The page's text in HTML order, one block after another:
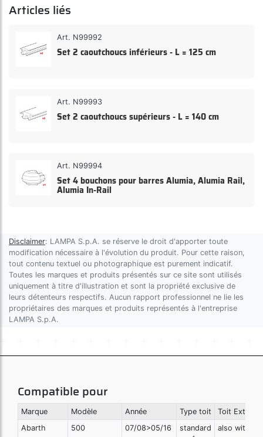
Articles liés
Art. N99992
Set 2 caoutchoucs inférieurs - L = 125 cm
Art. N99993
Set 2 caoutchoucs supérieurs - L = 140 cm
Art. N99994
Set 4 bouchons pour barres Alumia, Alumia Rail,
Alumia In-Rail
Disclaimer: LAMPA S.p.A. se réserve le droit d'apporter toute
modification nécessaire à l'évolution du produit. Pour cette raison,
tout contenu textuel ou photographique est purement indicatif.
Toutes les marques et produits présentés sur ce site sont utilisés
uniquement à titre d'illustration et sont la propriété exclusive de
leurs détenteurs respectifs. Aucun rapport professionnel ne lie les
propriétaires des marques et produits représentés à l'entreprise
LAMPA S.p.A.
Compatible pour
Marque Modèle Année Type toit
Toit Extra
Abarth
500 07/08>05/16
standard
also with